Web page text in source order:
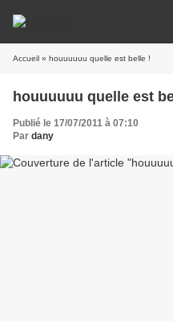
Accueil » houuuuuu quelle est belle !
houuuuuu quelle est
Publié le 17/07/2011 à 07:10
Par dany